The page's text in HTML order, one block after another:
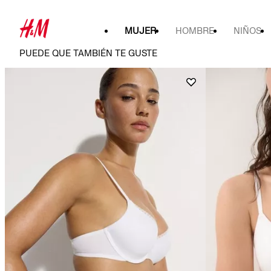
MUJER HOMBRE NIÑOS
PUEDE QUE TAMBIÉN TE GUSTE